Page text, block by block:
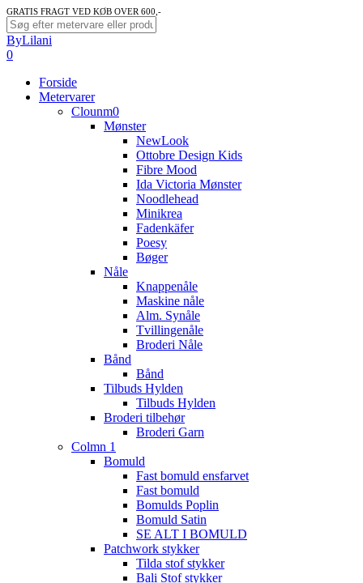
Skip
to
main
content
GRATIS FRAGT VED KØB OVER 600,-
Close
Search
ByLilani
search
account
0
Forside
Metervarer
Clounm0
Mønster
NewLook
Ottobre Design Kids
Fibre Mood
Ida Victoria Mønster
Noodlehead
Minikrea
Fadenkäfer
Poesy
Bøger
Nåle
Knappenåle
Maskine nåle
Alm. Synåle
Tvillingenåle
Broderi Nåle
Bånd
Bånd
Tilbuds Hylden
Tilbuds Hylden
Broderi tilbehør
Broderi Garn
Colmn 1
Bomuld
Fast bomuld ensfarvet
Fast bomuld
Bomulds Poplin
Bomuld Satin
SE ALT I BOMULD
Patchwork stykker
Tilda stof stykker
Bali Stof stykker